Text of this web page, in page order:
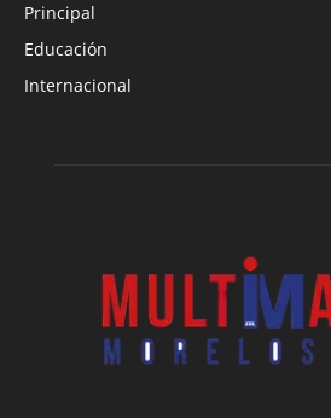
Principal
Educación
Internacional